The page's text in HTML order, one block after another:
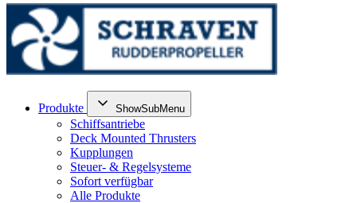
Produkte ShowSubMenu
Schiffsantriebe
Deck Mounted Thrusters
Kupplungen
Steuer- & Regelsysteme
Sofort verfügbar
Alle Produkte